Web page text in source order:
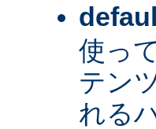
使っ
テン
れる